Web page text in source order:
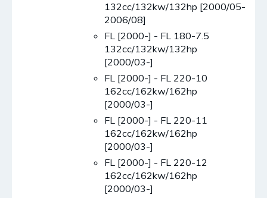
132cc/132kw/132hp [2000/05-
2006/08]
FL [2000-] - FL 180-7.5
132cc/132kw/132hp
[2000/03-]
FL [2000-] - FL 220-10
162cc/162kw/162hp
[2000/03-]
FL [2000-] - FL 220-11
162cc/162kw/162hp
[2000/03-]
FL [2000-] - FL 220-12
162cc/162kw/162hp
[2000/03-]